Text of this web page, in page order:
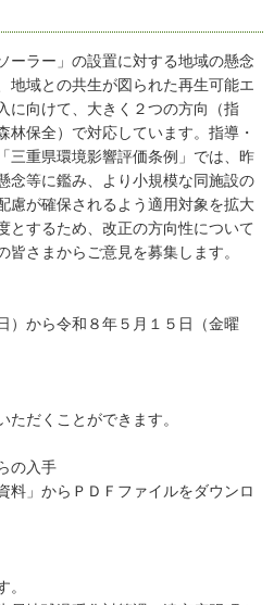
ラー」の設置に対する地域の懸念
地域との共生が図られた再生可能エ
に向けて、大きく２つの方向（指
林保全）で対応しています。指導・
三重県環境影響評価条例」では、昨
念等に鑑み、より小規模な同施設の
慮が確保されるよう適用対象を拡大
とするため、改正の方向性について
さまからご意見を募集します。
から令和８年５月１５日（金曜
だくことができます。
の入手
」からＰＤＦファイルをダウンロ